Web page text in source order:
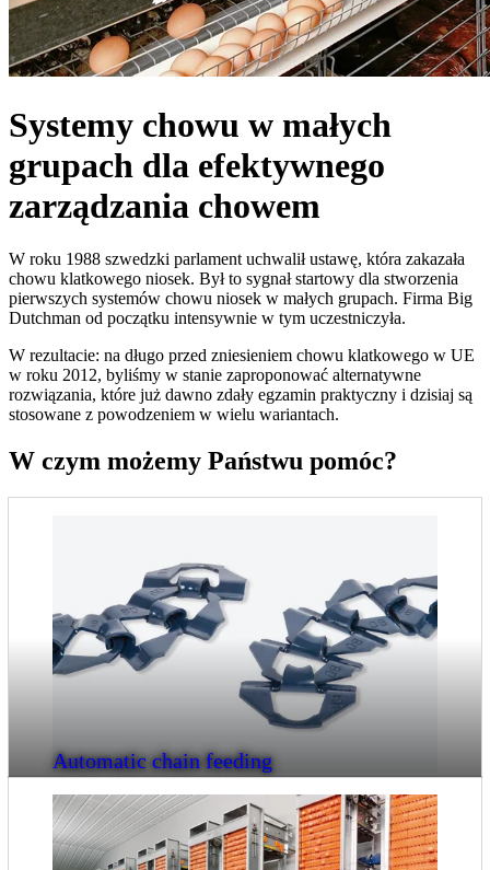
Systemy chowu w małych
grupach dla efektywnego
zarządzania chowem
W roku 1988 szwedzki parlament uchwalił ustawę, która zakazała
chowu klatkowego niosek. Był to sygnał startowy dla stworzenia
pierwszych systemów chowu niosek w małych grupach. Firma Big
Dutchman od początku intensywnie w tym uczestniczyła.
W rezultacie: na długo przed zniesieniem chowu klatkowego w UE
w roku 2012, byliśmy w stanie zaproponować alternatywne
rozwiązania, które już dawno zdały egzamin praktyczny i dzisiaj są
stosowane z powodzeniem w wielu wariantach.
W czym możemy Państwu pomóc?
Automatic chain feeding